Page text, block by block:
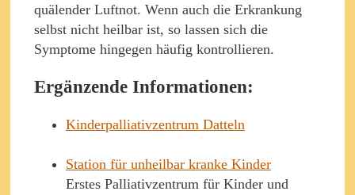
quälender Luftnot. Wenn auch die Erkrankung
selbst nicht heilbar ist, so lassen sich die
Symptome hingegen häufig kontrollieren.
Ergänzende Informationen:
Kinderpalliativzentrum Datteln
Station für unheilbar kranke Kinder
Erstes Palliativzentrum für Kinder und